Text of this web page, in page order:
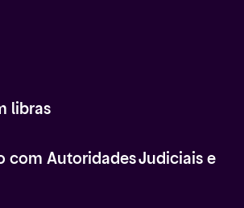
libras
com Autoridades Judiciais e